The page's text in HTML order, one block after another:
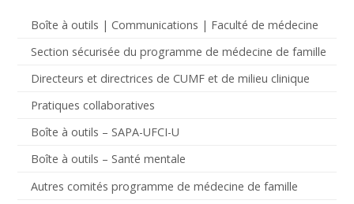
Boîte à outils | Communications | Faculté de médecine
Section sécurisée du programme de médecine de famille
Directeurs et directrices de CUMF et de milieu clinique
Pratiques collaboratives
Boîte à outils – SAPA-UFCI-U
Boîte à outils – Santé mentale
Autres comités programme de médecine de famille